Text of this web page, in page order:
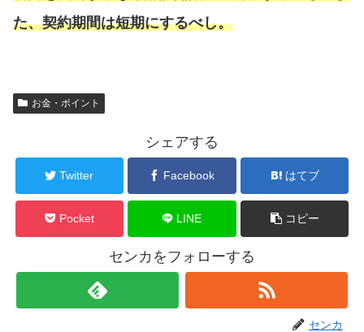
た、契約期間は短期にするべし。
お金・ポイント
シェアする
Twitter Facebook はてブ
Pocket LINE コピー
センカをフォローする
センカ